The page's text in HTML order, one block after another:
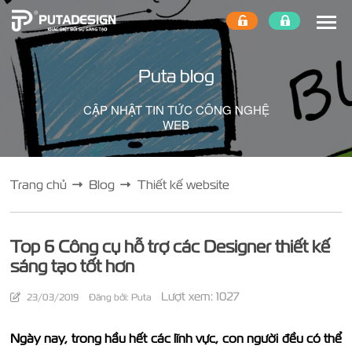
Puta blog
CẬP NHẬT TIN TỨC CÔNG NGHỆ
WEB
Trang chủ Blog Thiết kế website
Top 6 Công cụ hỗ trợ các Designer thiết kế
sáng tạo tốt hơn
23/03/2019 Đăng bởi: Puta Lượt xem: 1027
Ngày nay, trong hầu hết các lĩnh vực, con người đều có thể